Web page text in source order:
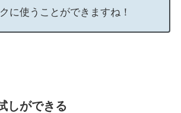
クに使うことができますね！
しができる